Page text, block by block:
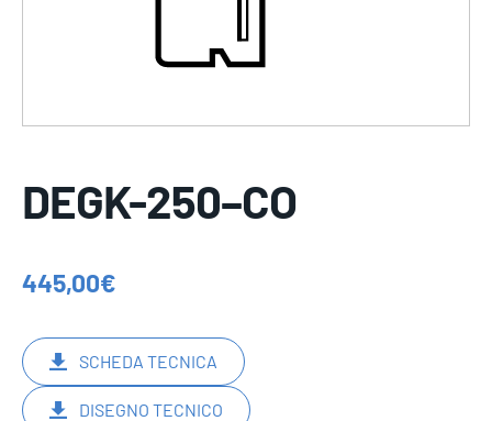
DEGK-250–CO
445,00€
SCHEDA TECNICA
DISEGNO TECNICO